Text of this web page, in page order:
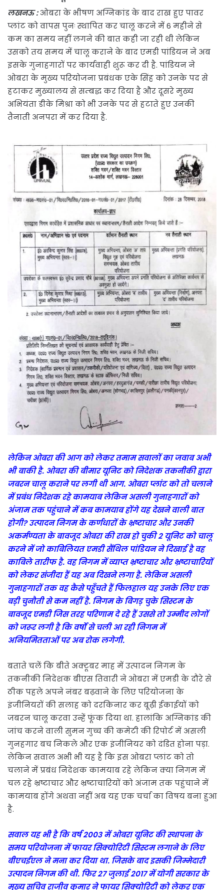
लखनऊ :ओबरा के भीषण अग्निकांड के बाद राख हुए पावर
प्लांट को वापस पुनः स्थापित कर चालू करने में 6 महीने से
कम का समय नहीं लगने की बात कही जा रही थी लेकिन
उसको तय समय में चालू कराने के बाद एमडी पांडियन ने अब
इसके गुनाहगारों पर कार्यवाही शुरू कर दी है. पांडियन ने
ओबरा के मुख्य परियोजना प्रबंधक एके सिंह को उनके पद से
हटाकर मुख्यालय से सम्बद्ध कर दिया है और दूसरे मुख्य
अभियंता डीके मिश्रा को भी उनके पद से हटाते हुए उनकी
तैनाती अनपरा में कर दिया है.
लेकिन ओबरा की आग को लेकर तमाम सवालों का जवाब अभी
भी बाकी है. ओबरा की बीमार यूनिट को निदेशक तकनीकी द्वारा
जबरन चालू कराने पर लगी थी आग. ओबरा प्लांट को तो चलाने
में प्रबंध निदेशक रहे कामयाब लेकिन असली गुनाहगारों को
अंजाम तक पहुंचाने में कब कामयाब होंगे यह देखने वाली बात
होगी? उत्पादन निगम के कर्णधारों के भ्रष्टाचार और उनकी
अकर्मण्यता के बावजूद ओबरा की राख हो चुकी 2 यूनिट को चालू
करने में जो काबिलियत एमडी सैंथिल पांडियन ने दिखाई है वह
काबिले तारीफ है. वह निगम में व्याप्त भ्रष्टाचार और भ्रष्टाचारियों
को लेकर संजीदा हैं यह अब दिखने लगा है. लेकिन असली
गुनाहगारों तक वह कैसे पहुँचते हैं फिलहाल यह उनके लिए एक
बड़ी चुनौती से कम नहीं है. निगम के बिगड़ चुके सिस्टम के
बावजूद एमडी जिस तरह परिणाम दे रहे हैं उससे तो उम्मीद लोगों
को जरूर लगी है कि वर्षों से चली आ रही निगम में
अनियमितताओं पर अब रोक लगेगी.
बताते चलें कि बीते अक्टूबर माह में उत्पादन निगम के
तकनीकी निदेशक बीएस तिवारी ने ओबरा में एमडी के दौरे से
ठीक पहले अपने नंबर बढ़वाने के लिए परियोजना के
इंजीनियरों की सलाह को दरकिनार कर बूढ़ी ईकाईयों को
जबरन चालू करवा उन्हें फूंक दिया था. हालांकि अग्निकांड की
जांच करने वाली सुमन गुच्च की कमेटी की रिपोर्ट में असली
गुनहगार बच निकले और एक इंजीनियर को दंडित होना पड़ा.
लेकिन सवाल अभी भी यह है कि इस ओबरा प्लांट को तो
चलाने में प्रबंध निदेशक कामयाब रहे लेकिन क्या निगम में
चल रहे भ्रष्टाचार और भ्रष्टाचारियों को अंजाम तक पहुंचाने में
कामयाब होंगे अथवा नहीं अब यह एक चर्चा का विषय बना हुआ
है.
सवाल यह भी है कि वर्ष 2003 में ओबरा यूनिट की स्थापना के
समय परियोजना में फायर सिक्योरिटी सिस्टम लगाने के लिए
बीएचईएल ने मना कर दिया था. जिसके बाद इसकी जिम्मेदारी
उत्पादन निगम की थी. फिर 27 जुलाई 2017 में योगी सरकार के
मुख्य सचिव राजीव कुमार ने फायर सिक्योरिटी को लेकर एक